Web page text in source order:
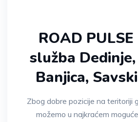
ROAD
služba
Banjica,
Zbog dobre pozicije na teritoriji
možemo u najkraćem